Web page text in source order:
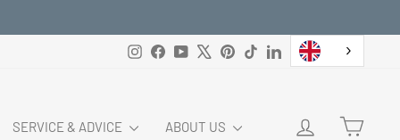
InstagramFacebookYouTubePinterest
TikTokLinkedIn
SERVICE & ADVICE ABOUT US LOG IN